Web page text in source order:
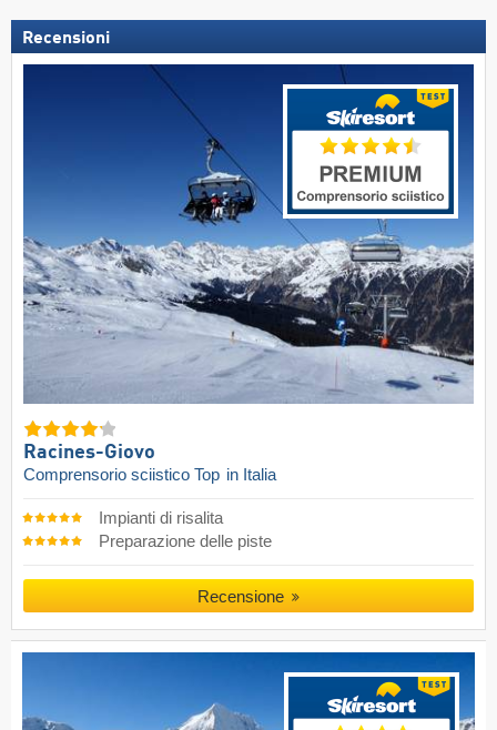
Recensioni
Racines-Giovo
Comprensorio sciistico Top in Italia
Impianti di risalita
Preparazione delle piste
Recensione